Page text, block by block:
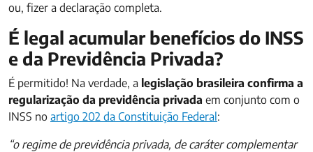
ou, fizer a declaração completa.
É legal acumular benefícios do INSS
e da Previdência Privada?
É permitido! Na verdade, a legislação brasileira confirma a
regularização da previdência privada em conjunto com o
INSS no artigo 202 da Constituição Federal :
“o regime de previdência privada, de caráter complementar